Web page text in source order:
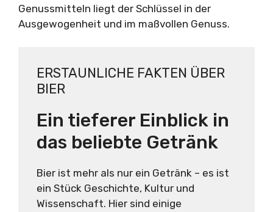
Genussmitteln liegt der Schlüssel in der
Ausgewogenheit und im maßvollen Genuss.
ERSTAUNLICHE FAKTEN ÜBER
BIER
Ein tieferer Einblick in
das beliebte Getränk
Bier ist mehr als nur ein Getränk – es ist
ein Stück Geschichte, Kultur und
Wissenschaft. Hier sind einige